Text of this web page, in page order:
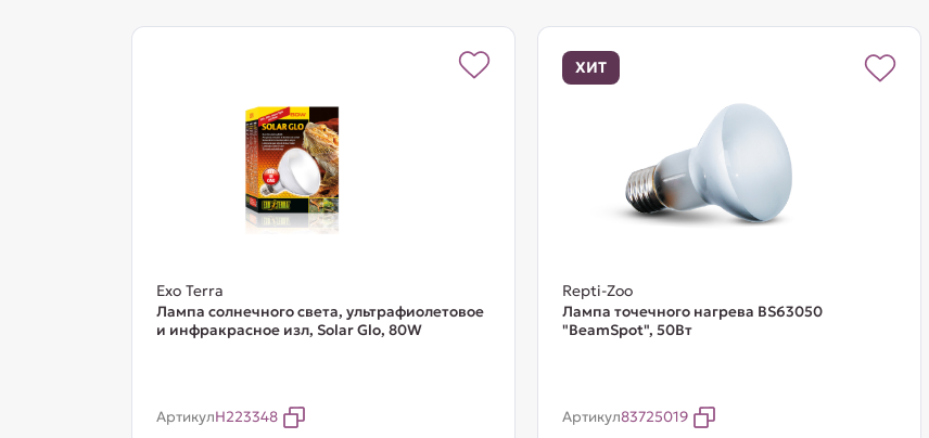
Exo Terra
Лампа солнечного света, ультрафиолетовое
и инфракрасное изл, Solar Glo, 80W
АртикулH223348
ХИТ
Repti-Zoo
Лампа точечного нагрева BS63050
"BeamSpot", 50Вт
Артикул83725019